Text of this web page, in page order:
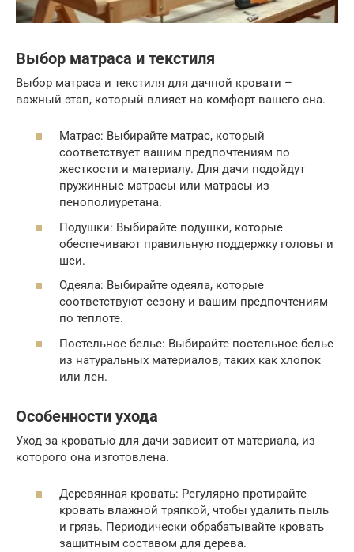
Выбор матраса и текстиля
Выбор матраса и текстиля для дачной кровати –
важный этап, который влияет на комфорт вашего сна.
Матрас: Выбирайте матрас, который
соответствует вашим предпочтениям по
жесткости и материалу. Для дачи подойдут
пружинные матрасы или матрасы из
пенополиуретана.
Подушки: Выбирайте подушки, которые
обеспечивают правильную поддержку головы и
шеи.
Одеяла: Выбирайте одеяла, которые
соответствуют сезону и вашим предпочтениям
по теплоте.
Постельное белье: Выбирайте постельное белье
из натуральных материалов, таких как хлопок
или лен.
Особенности ухода
Уход за кроватью для дачи зависит от материала, из
которого она изготовлена.
Деревянная кровать: Регулярно протирайте
кровать влажной тряпкой, чтобы удалить пыль
и грязь. Периодически обрабатывайте кровать
защитным составом для дерева.